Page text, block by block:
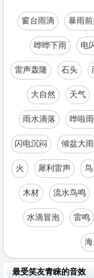
窗台雨滴 暴雨前
哗哗下雨 电
雷声轰隆 石头
大自然 天气
雨水滴落 哗啦
闪电沉闷 倾盆大雨
火 犀利雷声 鸟
木材 流水鸟鸣
水滴冒泡 雷鸣
最受笑友青睐的音效